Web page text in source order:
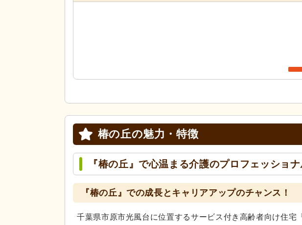
椿の丘の魅力・特徴
『椿の丘』で心温まる介護のプロフェッショ
『椿の丘』での成長とキャリアアップのチャンス！
千葉県市原市光風台に位置するサービス付き高齢者向け住宅